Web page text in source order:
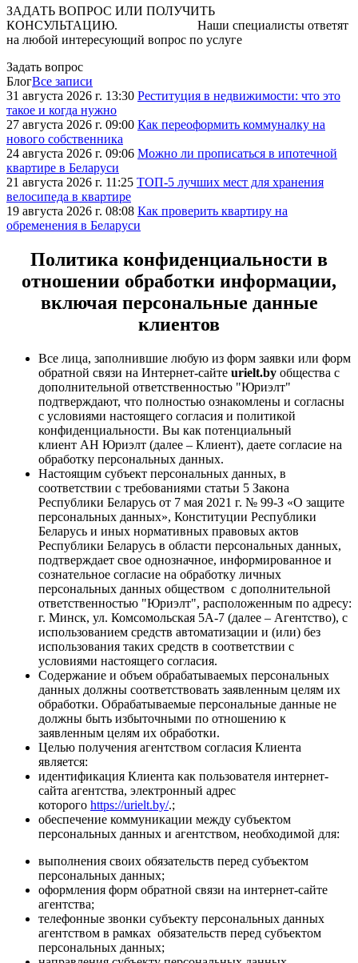
ЗАДАТЬ ВОПРОС ИЛИ ПОЛУЧИТЬ
КОНСУЛЬТАЦИЮ. Наши специалисты ответят
на любой интересующий вопрос по услуге
Задать вопрос
БлогВсе записи
31 августа 2026 г. 13:30 Реституция в недвижимости: что это
такое и когда нужно
27 августа 2026 г. 09:00 Как переоформить коммуналку на
нового собственника
24 августа 2026 г. 09:06 Можно ли прописаться в ипотечной
квартире в Беларуси
21 августа 2026 г. 11:25 ТОП-5 лучших мест для хранения
велосипеда в квартире
19 августа 2026 г. 08:08 Как проверить квартиру на
обременения в Беларуси
Политика конфиденциальности в
отношении обработки информации,
включая персональные данные
клиентов
Все лица, заполнившие любую из форм заявки или форм
обратной связи на Интернет-сайте urielt.by общества с
дополнительной ответственностью "Юриэлт"
подтверждают, что полностью ознакомлены и согласны
с условиями настоящего согласия и политикой
конфиденциальности. Вы как потенциальный
клиент АН Юриэлт (далее – Клиент), даете согласие на
обработку персональных данных.
Настоящим субъект персональных данных, в
соответствии с требованиями статьи 5 Закона
Республики Беларусь от 7 мая 2021 г. № 99-З «О защите
персональных данных», Конституции Республики
Беларусь и иных нормативных правовых актов
Республики Беларусь в области персональных данных,
подтверждает свое однозначное, информированное и
сознательное согласие на обработку личных
персональных данных обществом с дополнительной
ответственностью "Юриэлт", расположенным по адресу:
г. Минск, ул. Комсомольская 5А-7 (далее – Агентство), с
использованием средств автоматизации и (или) без
использования таких средств в соответствии с
условиями настоящего согласия.
Содержание и объем обрабатываемых персональных
данных должны соответствовать заявленным целям их
обработки. Обрабатываемые персональные данные не
должны быть избыточными по отношению к
заявленным целям их обработки.
Целью получения агентством согласия Клиента
является:
идентификация Клиента как пользователя интернет-
сайта агентства, электронный адрес
которого https://urielt.by/.;
обеспечение коммуникации между субъектом
персональных данных и агентством, необходимой для:
выполнения своих обязательств перед субъектом
персональных данных;
оформления форм обратной связи на интернет-сайте
агентства;
телефонные звонки субъекту персональных данных
агентством в рамках обязательств перед субъектом
персональных данных;